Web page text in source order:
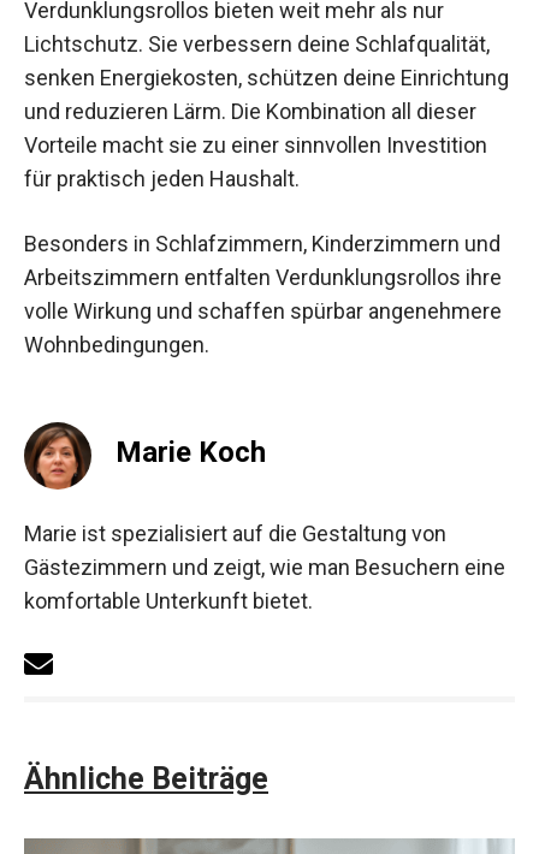
Verdunklungsrollos bieten weit mehr als nur
Lichtschutz. Sie verbessern deine Schlafqualität,
senken Energiekosten, schützen deine Einrichtung
und reduzieren Lärm. Die Kombination all dieser
Vorteile macht sie zu einer sinnvollen Investition
für praktisch jeden Haushalt.
Besonders in Schlafzimmern, Kinderzimmern und
Arbeitszimmern entfalten Verdunklungsrollos ihre
volle Wirkung und schaffen spürbar angenehmere
Wohnbedingungen.
Marie Koch
Marie ist spezialisiert auf die Gestaltung von
Gästezimmern und zeigt, wie man Besuchern eine
komfortable Unterkunft bietet.
Ähnliche Beiträge